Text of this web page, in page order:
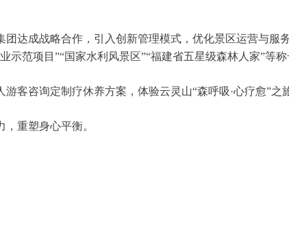
团达成战略合作，引入创新管理模式，优化景区运营与服
示范项目”“国家水利风景区”“福建省五星级森林人家”等
游客咨询定制疗休养方案，体验云灵山“森呼吸·心疗愈”之
重塑身心平衡。